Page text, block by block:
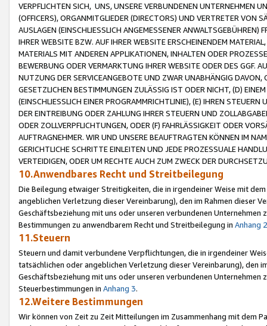
VERPFLICHTEN SICH, UNS, UNSERE VERBUNDENEN UNTERNEHMEN
(OFFICERS), ORGANMITGLIEDER (DIRECTORS) UND VERTRETER VON
AUSLAGEN (EINSCHLIESSLICH ANGEMESSENER
IHRER WEBSITE BZW. AUF IHRER WEBSITE ERSCHEINENDEM
MATERIALS MIT ANDEREN APPLIKATIONEN, INHALTEN ODER
BEWERBUNG ODER VERMARKTUNG IHRER WEBSITE ODER DES GGF.
NUTZUNG DER SERVICEANGEBOTE UND ZWAR UNABHÄNGIG
GESETZLICHEN BESTIMMUNGEN ZULÄSSIG IST ODER NICHT, (D)
(EINSCHLIESSLICH EINER PROGRAMMRICHTLINIE), (E) IHREN
DER EINTREIBUNG ODER ZAHLUNG IHRER STEUERN UND
ODER ZOLLVERPFLICHTUNGEN, ODER (F) FAHRLÄSSIGKEIT ODER
AUFTRAGNEHMER. WIR UND UNSERE BEAUFTRAGTEN KÖNNEN IM
GERICHTLICHE SCHRITTE EINLEITEN UND JEDE PROZESSUALE
VERTEIDIGEN, ODER UM RECHTE AUCH ZUM ZWECK DER
10.Anwendbares Recht und Streitbeilegung
Die Beilegung etwaiger Streitigkeiten, die in irgendeiner Weise mit
angeblichen Verletzung dieser Vereinbarung), den im Rahmen dieser
Geschäftsbeziehung mit uns oder unseren verbundenen
Bestimmungen zu anwendbarem Recht und Streitbeilegung in Anhang 2
11.Steuern
Steuern und damit verbundene Verpflichtungen, die in irgendeiner
tatsächlichen oder angeblichen Verletzung dieser Vereinbarung), den
Geschäftsbeziehung mit uns oder unseren verbundenen
Steuerbestimmungen in Anhang 3.
12.Weitere Bestimmungen
Wir können von Zeit zu Zeit Mitteilungen im Zusammenhang mit dem